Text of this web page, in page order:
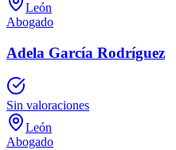
León
Abogado
Adela García Rodríguez
Sin valoraciones
León
Abogado